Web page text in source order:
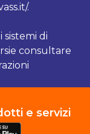
.
di
consultare
e servizi